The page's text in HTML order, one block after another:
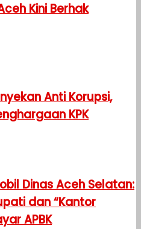
Kini Berhak
Anti Korupsi,
KPK
Dinas Aceh Selatan:
dan “Kantor
APBK